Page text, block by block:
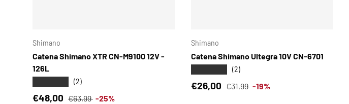
Shimano
Catena Shimano XTR CN-M9100 12V -
126L
(2)
Prezzo di vendita
€48,00 Prezzo normale
€63,99 -25%
Shimano
Catena Shimano Ultegra 10V CN-6701
(2)
Prezzo di vendita
€26,00 Prezzo normale
€31,99 -19%